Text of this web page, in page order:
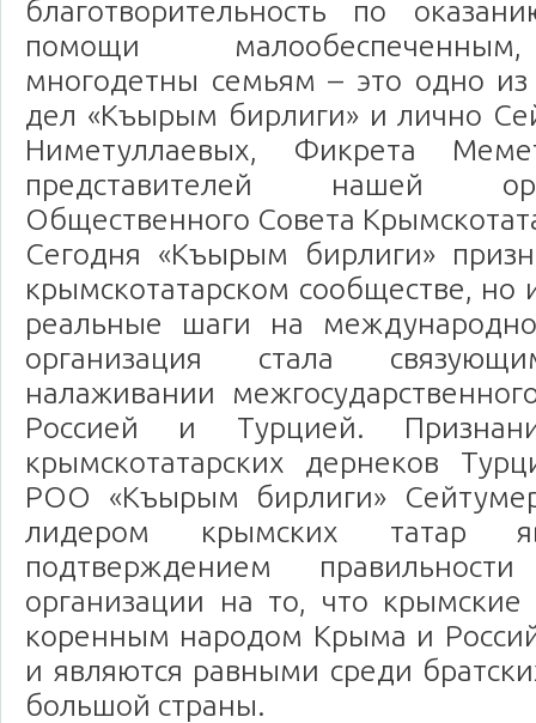
благотворительность по
помощи
многодетны семьям – это одно
дел «Къырым бирлиги» и лично
Ниметуллаевых, Фикрета
представителей нашей
Общественного Совета
Сегодня «Къырым бирлиги»
крымскотатарском сообществе, но
реальные шаги на
организация стала
налаживании
Россией и Турцией.
крымскотатарских дернеков
РОО «Къырым бирлиги»
лидером крымских татар
подтверждением
организации на то, что крымские
коренным народом Крыма и
и являются равными среди
большой страны.